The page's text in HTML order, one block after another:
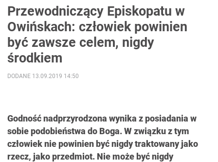
Przewodniczący Episkopatu w
Owińskach: człowiek powinien
być zawsze celem, nigdy
środkiem
Godność nadprzyrodzona wynika z posiadania w
sobie podobieństwa do Boga. W związku z tym
człowiek nie powinien być nigdy traktowany jako
rzecz, jako przedmiot. Nie może być nigdy
DODANE 13.09.2019 14:50